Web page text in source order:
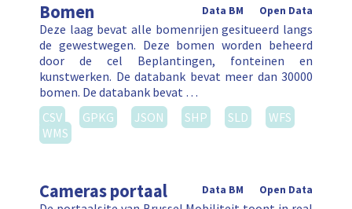
Bomen Open Data
Data BM
Deze laag bevat alle bomenrijen gesitueerd langs
de gewestwegen. Deze bomen worden beheerd
door de cel Beplantingen, fonteinen en
kunstwerken. De databank bevat meer dan 30000
bomen. De databank bevat …
CSV
GPKG JSON SHP SLD
WFS
WMS
Cameras portaal Open Data
Data BM